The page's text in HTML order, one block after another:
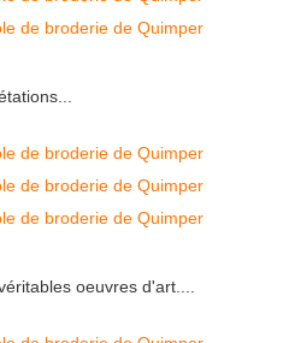
oeuvres d'art....